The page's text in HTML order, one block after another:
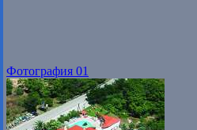
Фотография 01